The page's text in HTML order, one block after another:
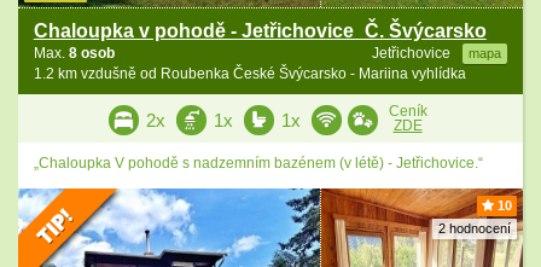
Chaloupka v pohodě - Jetřichovice_Č. Švýcarsko
Jetřichovice mapa
Max. 8 osob
1.2 km vzdušně od Roubenka České Švýcarsko - Mariina vyhlídka
2x 1x 1x
Ceník
ZDE
„Chaloupka V pohodě s nadzemním bazénem (v létě) - Jetřichovice.“
10
2 hodnocení